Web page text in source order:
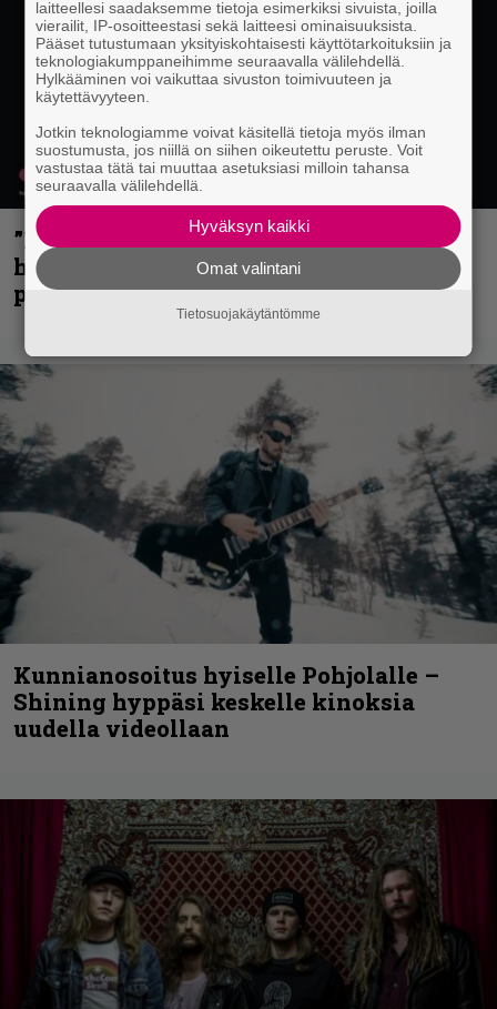
”Mitalini näyttää ihan plektralta” –
huippu-uimari jamittelee Megadethiä
palkinnollaan
Kunnianosoitus hyiselle Pohjolalle –
Shining hyppäsi keskelle kinoksia
uudella videollaan
laitteellesi saadaksemme tietoja esimerkiksi sivuista, joilla
vierailit, IP-osoitteestasi sekä laitteesi ominaisuuksista.
Pääset tutustumaan yksityiskohtaisesti käyttötarkoituksiin ja
teknologiakumppaneihimme seuraavalla välilehdellä.
Hylkääminen voi vaikuttaa sivuston toimivuuteen ja
käytettävyyteen.
Jotkin teknologiamme voivat käsitellä tietoja myös ilman
suostumusta, jos niillä on siihen oikeutettu peruste. Voit
vastustaa tätä tai muuttaa asetuksiasi milloin tahansa
seuraavalla välilehdellä.
Hyväksyn kaikki
Omat valintani
Tietosuojakäytäntömme